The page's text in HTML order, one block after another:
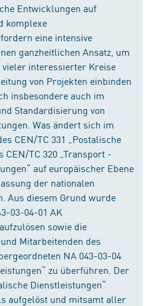
Entwicklungen auf
komplexe
eine intensive
ganzheitlichen Ansatz, um
interessierter Kreise
von Projekten einbinden
insbesondere auch im
Standardisierung von
Was ändert sich im
CEN/TC 331 „Postalische
CEN/TC 320 „Transport -
auf europäischer Ebene
der nationalen
Aus diesem Grund wurde
03-04-01 AK
sowie die
Mitarbeitenden des
NA 043-03-04
zu überführen. Der
Dienstleistungen“
aufgelöst und mitsamt aller